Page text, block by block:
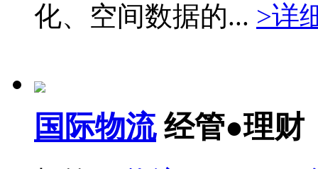
化、空间数据的... >详
国际物流 经管●理财